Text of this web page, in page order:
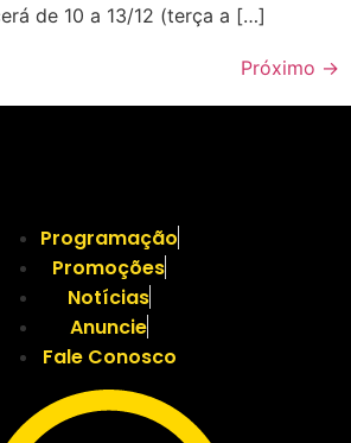
de 10 a 13/12 (terça a […]
Próximo →
Programação
Promoções
Notícias
Anuncie
Fale Conosco